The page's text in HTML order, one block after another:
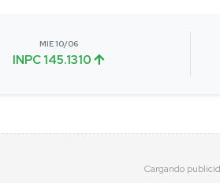
MIE 10/06
INPC 145.1310